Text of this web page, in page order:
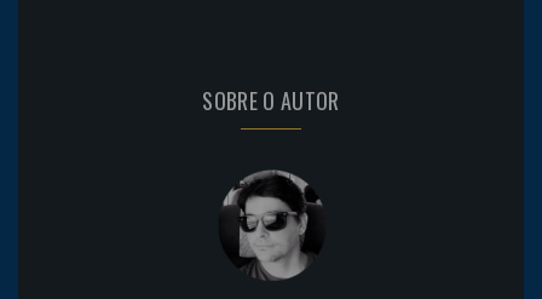
SOBRE O AUTOR